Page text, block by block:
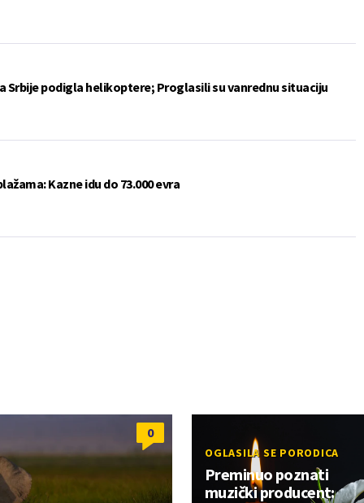
Srbije podigla helikoptere; Proglasili su vanrednu situaciju
Kazne idu do 73.000 evra
0
OGLASILA SE PORODICA
Preminuo poznati
muzički producent: